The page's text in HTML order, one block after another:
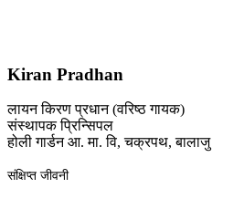
Kiran Pradhan
लायन किरण प्रधान (वरिष्ठ गायक)
संस्थापक प्रिन्सिपल
होली गार्डन आ. मा. वि, चक्रपथ, बालाजु
संक्षिप्त जीवनी